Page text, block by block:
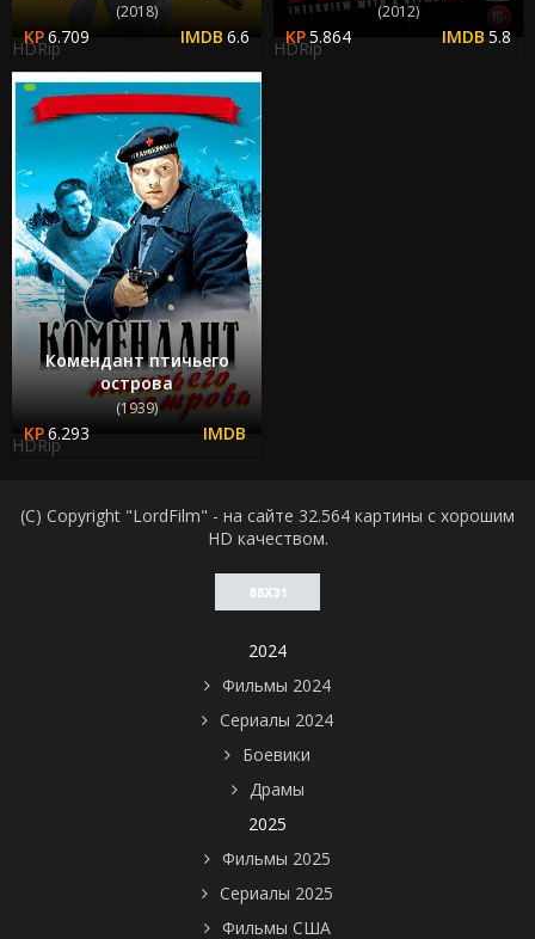
(2018)
6.709 6.6
HDRip
(2012)
5.864 5.8
HDRip
Комендант птичьего
острова
(1939)
6.293
HDRip
(C) Copyright "LordFilm" - на сайте 32.564 картины с хорошим
HD качеством.
2024
Фильмы 2024
Сериалы 2024
Боевики
Драмы
2025
Фильмы 2025
Сериалы 2025
Фильмы США